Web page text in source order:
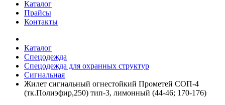
Каталог
Прайсы
Контакты
Каталог
Спецодежда
Спецодежда для охранных структур
Сигнальная
Жилет сигнальный огнестойкий Прометей СОП-4
(тк.Полиэфир,250) тип-3, лимонный (44-46; 170-176)